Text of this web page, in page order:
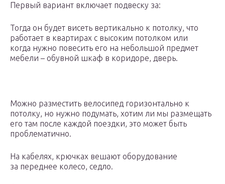
Первый вариант включает подвеску за:
Тогда он будет висеть вертикально к потолку, что
работает в квартирах с высоким потолком или
когда нужно повесить его на небольшой предмет
мебели – обувной шкаф в коридоре, дверь.
Можно разместить велосипед горизонтально к
потолку, но нужно подумать, хотим ли мы размещать
его там после каждой поездки, это может быть
проблематично.
На кабелях, крючках вешают оборудование
за переднее колесо, седло.